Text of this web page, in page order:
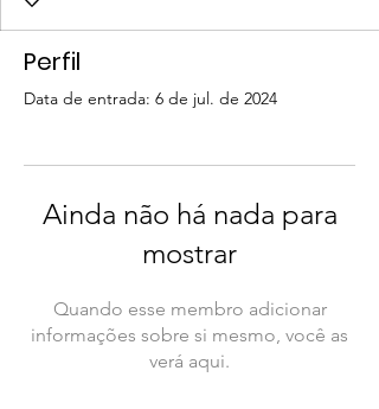
Perfil
Data de entrada: 6 de jul. de 2024
Ainda não há nada para
mostrar
Quando esse membro adicionar
informações sobre si mesmo, você as
verá aqui.